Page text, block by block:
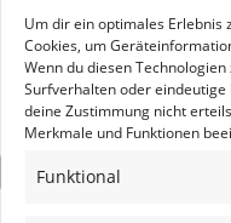
Um dir ein optimales Erlebnis
Cookies, um
Wenn du diesen
Surfverhalten oder
deine Zustimmung nicht
Merkmale und Funktionen
Funktional